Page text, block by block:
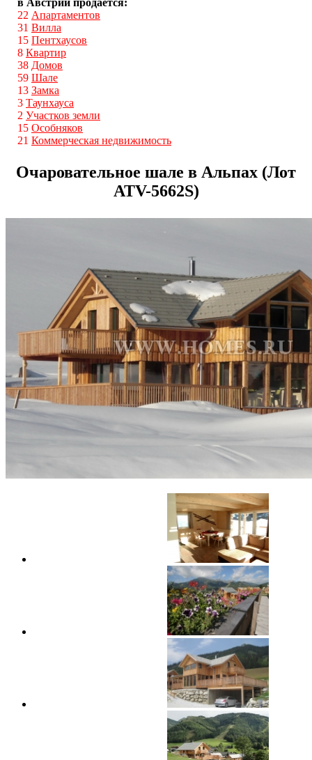
22 Апартаментов
31 Вилла
15 Пентхаусов
8 Квартир
38 Домов
59 Шале
13 Замка
3 Таунхауса
2 Участков земли
15 Особняков
21 Коммерческая недвижимость
Очаровательное шале в Альпах (Лот
ATV-5662S)